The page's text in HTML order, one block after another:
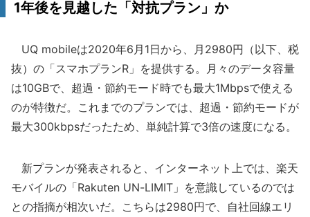
1年後を見越した「対抗プラン」か
UQ mobileは2020年6月1日から、月2980円（以下、税
抜）の「スマホプランR」を提供する。月々のデータ容量
は10GBで、超過・節約モード時でも最大1Mbpsで使える
のが特徴だ。これまでのプランでは、超過・節約モードが
最大300kbpsだったため、単純計算で3倍の速度になる。
新プランが発表されると、インターネット上では、楽天
モバイルの「Rakuten UN-LIMIT」を意識しているのでは
との指摘が相次いだ。こちらは2980円で、自社回線エリ